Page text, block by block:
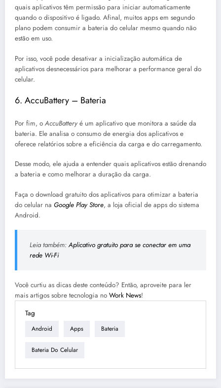
quais aplicativos têm permissão para iniciar automaticamente
quando o dispositivo é ligado. Afinal, muitos apps em segundo
plano podem consumir a bateria do celular mesmo quando não
estão em uso.
Por isso, você pode desativar a inicialização automática de
aplicativos desnecessários para melhorar a performance geral do
celular.
6. AccuBattery – Bateria
Por fim, o AccuBattery é um aplicativo que monitora a saúde da
bateria. Ele analisa o consumo de energia dos aplicativos e
oferece relatórios sobre a eficiência da carga e do carregamento.
Desse modo, ele ajuda a entender quais aplicativos estão drenando
a bateria e como melhorar a duração da carga.
Faça o download gratuito dos aplicativos para otimizar a bateria
do celular na Google Play Store, a loja oficial de apps do sistema
Android.
Leia também:Aplicativo gratuito para se conectar em uma
rede Wi-Fi
Você curtiu as dicas deste conteúdo? Então, aproveite para ler
mais artigos sobre tecnologia no Work News!
Tag
Android Apps Bateria
Bateria Do Celular